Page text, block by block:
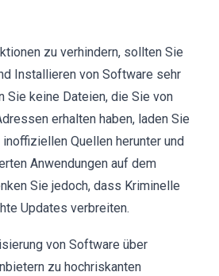
zu verhindern, sollten Sie
Installieren von Software sehr
Sie keine Dateien, die Sie von
erhalten haben, laden Sie
Quellen herunter und
Anwendungen auf dem
Sie jedoch, dass Kriminelle
Updates verbreiten.
von Software über
zu hochriskanten